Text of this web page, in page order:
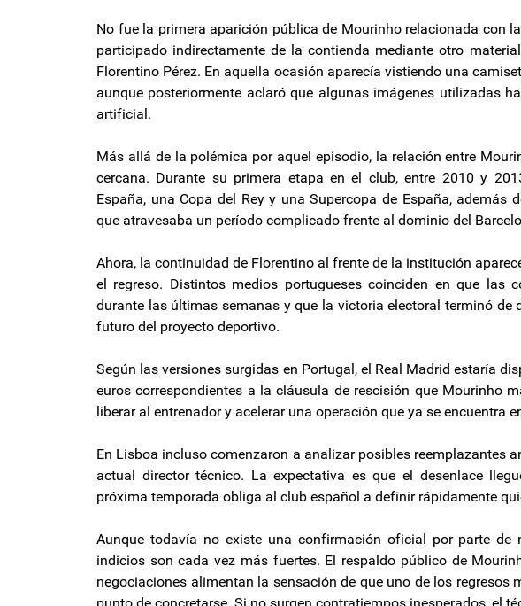
No fue la primera aparición pública de Mourinho relacionada con
participado indirectamente de la contienda mediante otro
Florentino Pérez. En aquella ocasión aparecía vistiendo una
aunque posteriormente aclaró que algunas imágenes utilizadas
artificial.
Más allá de la polémica por aquel episodio, la relación entre
cercana. Durante su primera etapa en el club, entre 2010 y
España, una Copa del Rey y una Supercopa de España, además
que atravesaba un período complicado frente al dominio del
Ahora, la continuidad de Florentino al frente de la institución
el regreso. Distintos medios portugueses coinciden en que las
durante las últimas semanas y que la victoria electoral terminó de
futuro del proyecto deportivo.
Según las versiones surgidas en Portugal, el Real Madrid estaría
euros correspondientes a la cláusula de rescisión que Mourinho
liberar al entrenador y acelerar una operación que ya se encuentra
En Lisboa incluso comenzaron a analizar posibles reemplazantes
actual director técnico. La expectativa es que el desenlace
próxima temporada obliga al club español a definir rápidamente
Aunque todavía no existe una confirmación oficial por parte de
indicios son cada vez más fuertes. El respaldo público de
negociaciones alimentan la sensación de que uno de los regresos